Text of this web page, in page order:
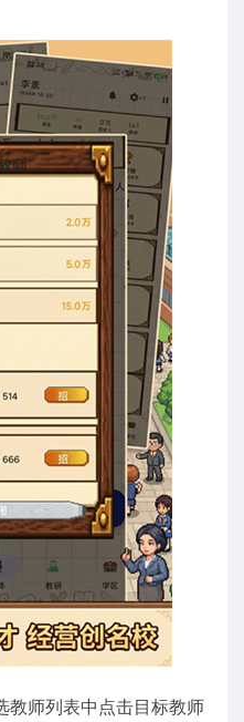
教师列表中点击目标教师